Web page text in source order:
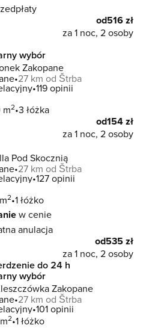
od516 zł
za 1 noc, 2 osoby
wybór
Zakopane
27 km od Štrba
119 opinii
m2 3 łóżka
od154 zł
za 1 noc, 2 osoby
Pod Skocznią
27 km od Štrba
127 opinii
2 1 łóżko
w cenie
anulacja
od535 zł
za 1 noc, 2 osoby
do 24 h
wybór
Zakopane
27 km od Štrba
101 opinii
2 1 łóżko